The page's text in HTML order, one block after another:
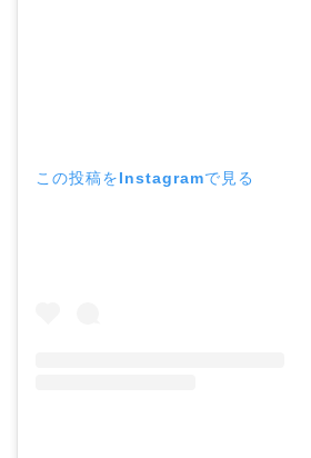
この投稿をInstagramで見る